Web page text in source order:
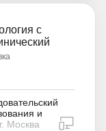
с
и
г. Москва